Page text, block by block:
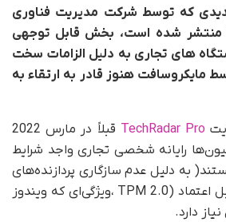
که توسط شرکت مدیریت فناوری
اطلاعات Lansweeper منتشر شده است، بخش قابل توجهی
های تجاری به دلیل الزامات سخت
مایکروسافت هنوز قادر به ارتقاء به
TechRadar Pro
قبلاً در مارس 2022
رایانه شخصی تجاری واجد شرایط
به ویندوز 11 نیستند( به دلیل عدم سازگاری پردازنده‌های
آنها با ماژول پلتفرم قابل اعتماد (TPM 2.0 ،ویژگی‌ای که ویندوز